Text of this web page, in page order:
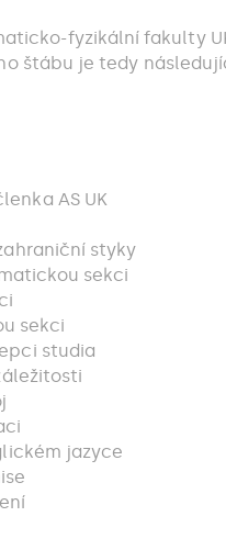
fyzikální fakulty
štábu je tedy
AS UK
styky
sekci
sekci
studia
jazyce